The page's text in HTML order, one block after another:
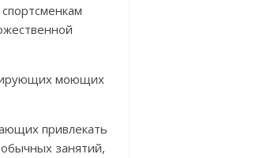
моющих
привлекать
занятий,